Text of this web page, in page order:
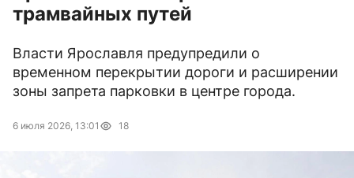
трамвайных путей
Власти Ярославля предупредили о
временном перекрытии дороги и расширении
зоны запрета парковки в центре города.
6 июля 2026, 13:01 18